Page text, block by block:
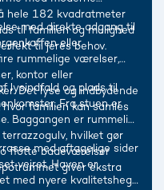
hele 182 kvadratmeter
til familien og mulighed
til jeres behov.
med direkte adgang til
eller
rummelige værelser,
kontor eller
Det lyse og indbydende
familien kan samles
lysindfald og plads til
Fra stuen er
Baggangen er rummelig
hvilket gør
flotte badeværelser
giver ekstra
med aftagelige sider
vejret. Haven er
med nyere kvalitetshegn,